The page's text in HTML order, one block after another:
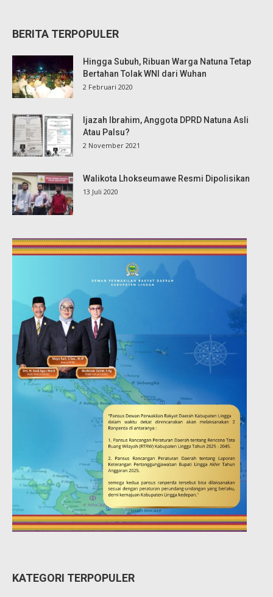
BERITA TERPOPULER
Hingga Subuh, Ribuan Warga Natuna Tetap
Bertahan Tolak WNI dari Wuhan
2 Februari 2020
Ijazah Ibrahim, Anggota DPRD Natuna Asli
Atau Palsu?
2 November 2021
Walikota Lhokseumawe Resmi Dipolisikan
13 Juli 2020
KATEGORI TERPOPULER